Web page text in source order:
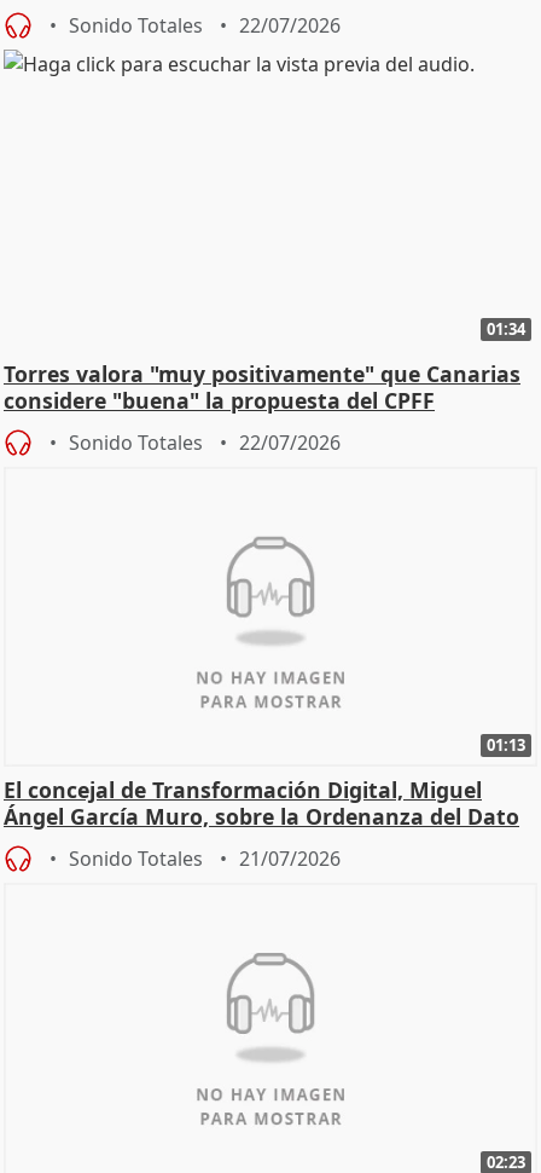
Sonido Totales 22/07/2026
01:34
Torres valora "muy positivamente" que Canarias
considere "buena" la propuesta del CPFF
Sonido Totales 22/07/2026
01:13
El concejal de Transformación Digital, Miguel
Ángel García Muro, sobre la Ordenanza del Dato
Sonido Totales 21/07/2026
02:23